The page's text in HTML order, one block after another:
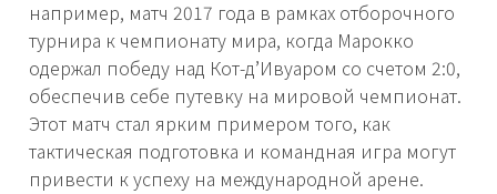
например, матч 2017 года в рамках отборочного
турнира к чемпионату мира, когда Марокко
одержал победу над Кот-д’Ивуаром со счетом 2:0,
обеспечив себе путевку на мировой чемпионат.
Этот матч стал ярким примером того, как
тактическая подготовка и командная игра могут
привести к успеху на международной арене.